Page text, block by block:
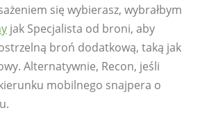
się wybierasz, wybrałbym
jak Specjalista od broni, aby
broń dodatkową, taką jak
Alternatywnie, Recon, jeśli
mobilnego snajpera o